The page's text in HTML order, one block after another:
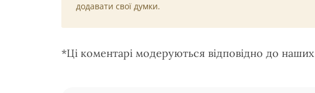
додавати свої думки.
*Ці коментарі модеруються відповідно до наших